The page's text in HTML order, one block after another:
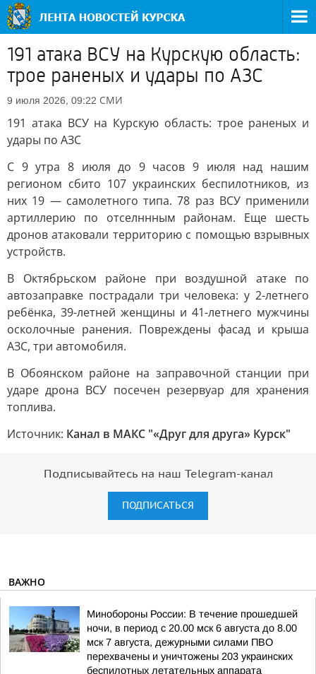
191 атака ВСУ на Курскую область:
трое раненых и удары по АЗС
9 июля 2026, 09:22 СМИ
191 атака ВСУ на Курскую область: трое раненых и
удары по АЗС
С 9 утра 8 июля до 9 часов 9 июля над нашим
регионом сбито 107 украинских беспилотников, из
них 19 — самолетного типа. 78 раз ВСУ применили
артиллерию по отселннным районам. Еще шесть
дронов атаковали территорию с помощью взрывных
устройств.
В Октябрьском районе при воздушной атаке по
автозаправке пострадали три человека: у 2-летнего
ребёнка, 39-летней женщины и 41-летнего мужчины
осколочные ранения. Повреждены фасад и крыша
АЗС, три автомобиля.
В Обоянском районе на заправочной станции при
ударе дрона ВСУ посечен резервуар для хранения
топлива.
Источник: Канал в МАКС "«Друг для друга» Курск"
Подписывайтесь на наш Telegram-канал
ПОДПИСАТЬСЯ
ВАЖНО
Минобороны России: В течение прошедшей
ночи, в период с 20.00 мск 6 августа до 8.00
мск 7 августа, дежурными силами ПВО
перехвачены и уничтожены 203 украинских
беспилотных летательных аппарата